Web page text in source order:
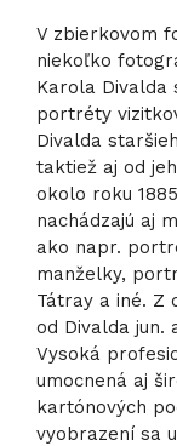
V zbierkovom
niekoľko
Karola Divalda
portréty
Divalda
taktiež aj od
okolo roku
nachádzajú aj
ako napr.
manželky,
Tátray a iné. Z
od Divalda
Vysoká
umocnená aj
kartónových
vyobrazení sa